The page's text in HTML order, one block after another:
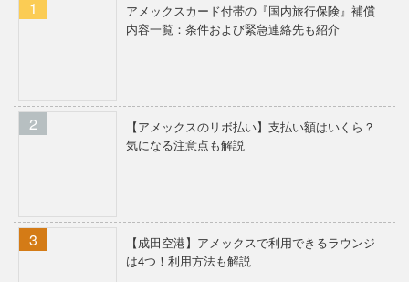
アメックスカード付帯の『国内旅行保険』補償
内容一覧：条件および緊急連絡先も紹介
【アメックスのリボ払い】支払い額はいくら？
気になる注意点も解説
【成田空港】アメックスで利用できるラウンジ
は4つ！利用方法も解説